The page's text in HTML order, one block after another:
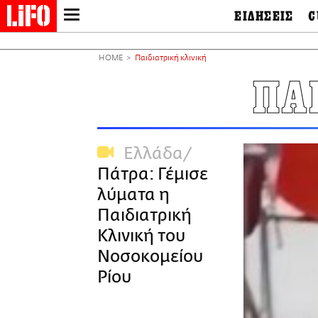
NEWSLETTER
ΑΜΠΑ
PRINT
ΕΙΔΗΣΕΙΣ
Οικονομία
Πολιτισμός
TV & Media
Science
European Lifo
&
HOME Παιδιατρική κλινική
Ελλάδα
Πάτρα: Γέμισε
λύματα η
Παιδιατρική
Κλινική του
Νοσοκομείου
Ρίου